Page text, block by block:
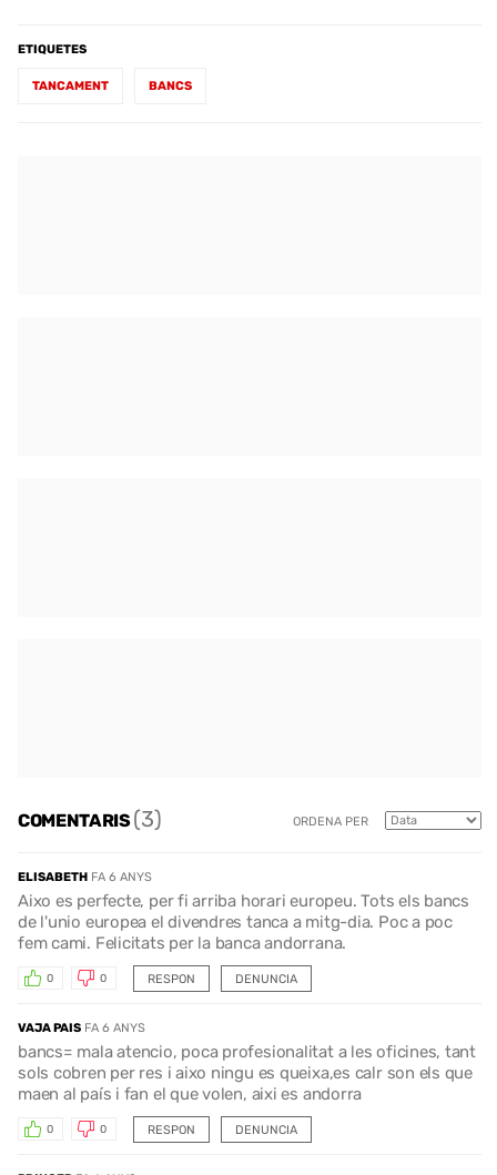
ETIQUETES
TANCAMENT BANCS
COMENTARIS(3) ORDENA PER
ELISABETH FA 6 ANYS
Aixo es perfecte, per fi arriba horari europeu. Tots els bancs
de l'unio europea el divendres tanca a mitg-dia. Poc a poc
fem cami. Felicitats per la banca andorrana.
RESPON
0 0 DENUNCIA
VAJA PAIS FA 6 ANYS
bancs= mala atencio, poca profesionalitat a les oficines, tant
sols cobren per res i aixo ningu es queixa,es calr son els que
maen al país i fan el que volen, aixi es andorra
RESPON
0 0 DENUNCIA